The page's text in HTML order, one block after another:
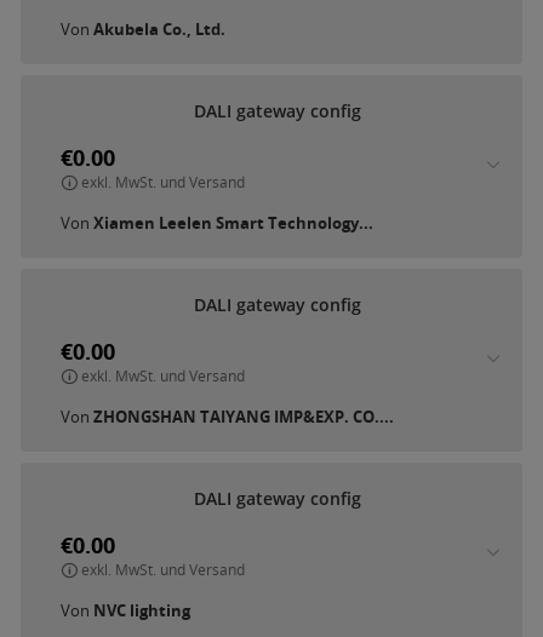
Von Akubela Co., Ltd.
DALI gateway config
€0.00
exkl. MwSt. und Versand
Von Xiamen Leelen Smart Technology...
DALI gateway config
€0.00
exkl. MwSt. und Versand
Von ZHONGSHAN TAIYANG IMP&EXP. CO....
DALI gateway config
€0.00
exkl. MwSt. und Versand
Von NVC lighting